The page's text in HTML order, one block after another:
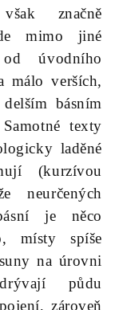
značně
mimo jiné
úvodního
málo verších,
básním
texty
laděné
(kurzívou
neurčených
je něco
místy spíše
na úrovni
půdu
zároveň